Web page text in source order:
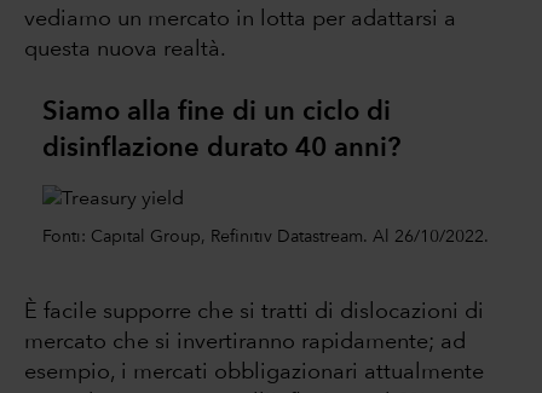
vediamo un mercato in lotta per adattarsi a
questa nuova realtà.
Siamo alla fine di un ciclo di
disinflazione durato 40 anni?
Fonti: Capital Group, Refinitiv Datastream. Al 26/10/2022.
È facile supporre che si tratti di dislocazioni di
mercato che si invertiranno rapidamente; ad
esempio, i mercati obbligazionari attualmente